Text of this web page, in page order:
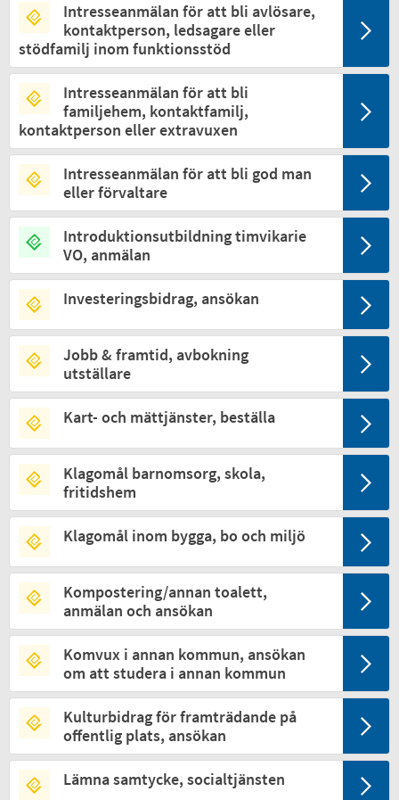
Intresseanmälan för att bli avlösare,
kontaktperson, ledsagare eller
stödfamilj inom funktionsstöd
Intresseanmälan för att bli
familjehem, kontaktfamilj,
kontaktperson eller extravuxen
Intresseanmälan för att bli god man
eller förvaltare
Introduktionsutbildning timvikarie
VO, anmälan
Investeringsbidrag, ansökan
Jobb & framtid, avbokning
utställare
Kart- och mättjänster, beställa
Klagomål barnomsorg, skola,
fritidshem
Klagomål inom bygga, bo och miljö
Kompostering/annan toalett,
anmälan och ansökan
Komvux i annan kommun, ansökan
om att studera i annan kommun
Kulturbidrag för framträdande på
offentlig plats, ansökan
Lämna samtycke, socialtjänsten